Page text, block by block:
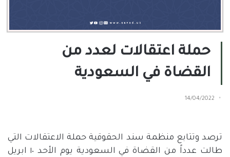
حملة اعتقالات لعدد من
القضاة في السعودية
14/04/2022
ترصد وتتابع منظمة سند الحقوقية حملة الاعتقالات التي
طالت عدداً من القضاة في السعودية يوم الأحد ١٠ ابريل